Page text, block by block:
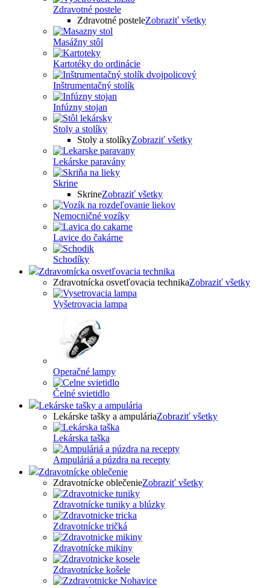
Zdravotné postele
Zdravotné posteleZobraziť všetky
Masážny stôl
Kartotéky do ordinácie
Inštrumentačný stolík
Infúzny stojan
Stoly a stolíky
Stoly a stolíkyZobraziť všetky
Lekárske paravány
Skrine
SkrineZobraziť všetky
Nemocničné vozíky
Lavice do čakárne
Schodíky
Zdravotnícka osvetľovacia technika
Zdravotnícka osvetľovacia technikaZobraziť všetky
Vyšetrovacia lampa
Operačné lampy
Čelné svietidlo
Lekárske tašky a ampulária
Lekárske tašky a ampuláriaZobraziť všetky
Lekárska taška
Ampuláriá a púzdra na recepty
Zdravotnícke oblečenie
Zdravotnícke oblečenieZobraziť všetky
Zdravotnícke tuniky a blúzky
Zdravotnícke tričká
Zdravotnícke mikiny
Zdravotnícke košele